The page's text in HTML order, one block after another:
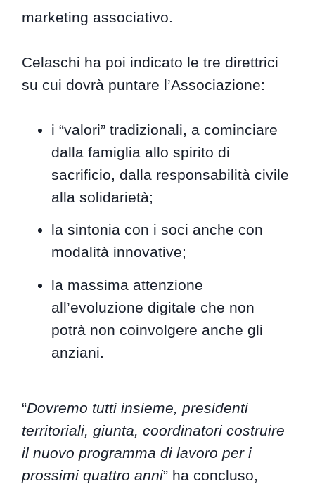
marketing associativo.
Celaschi ha poi indicato le tre direttrici
su cui dovrà puntare l’Associazione:
i “valori” tradizionali, a cominciare
dalla famiglia allo spirito di
sacrificio, dalla responsabilità civile
alla solidarietà;
la sintonia con i soci anche con
modalità innovative;
la massima attenzione
all’evoluzione digitale che non
potrà non coinvolgere anche gli
anziani.
“Dovremo tutti insieme, presidenti
territoriali, giunta, coordinatori costruire
il nuovo programma di lavoro per i
prossimi quattro anni” ha concluso,